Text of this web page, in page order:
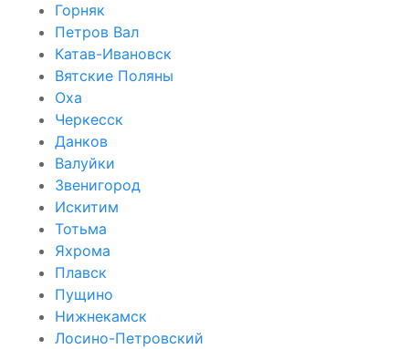
Горняк
Петров Вал
Катав-Ивановск
Вятские Поляны
Оха
Черкесск
Данков
Валуйки
Звенигород
Искитим
Тотьма
Яхрома
Плавск
Пущино
Нижнекамск
Лосино-Петровский